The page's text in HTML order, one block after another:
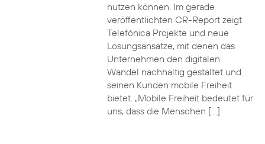
nutzen können. Im gerade
veröffentlichten CR-Report zeigt
Telefónica Projekte und neue
Lösungsansätze, mit denen das
Unternehmen den digitalen
Wandel nachhaltig gestaltet und
seinen Kunden mobile Freiheit
bietet. „Mobile Freiheit bedeutet für
uns, dass die Menschen […]